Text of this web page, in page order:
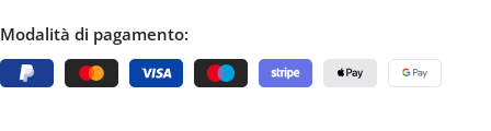
Modalità di pagamento: